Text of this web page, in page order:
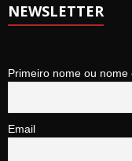
NEWSLETTER
Primeiro nome ou nome
Email